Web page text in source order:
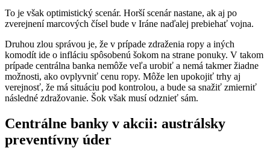
To je však optimistický scenár. Horší scenár nastane, ak aj po
zverejnení marcových čísel bude v Iráne naďalej prebiehať vojna.
Druhou zlou správou je, že v prípade zdraženia ropy a iných
komodít ide o infláciu spôsobenú šokom na strane ponuky. V takom
prípade centrálna banka nemôže veľa urobiť a nemá takmer žiadne
možnosti, ako ovplyvniť cenu ropy. Môže len upokojiť trhy aj
verejnosť, že má situáciu pod kontrolou, a bude sa snažiť zmierniť
následné zdražovanie. Šok však musí odznieť sám.
Centrálne banky v akcii: austrálsky
preventívny úder